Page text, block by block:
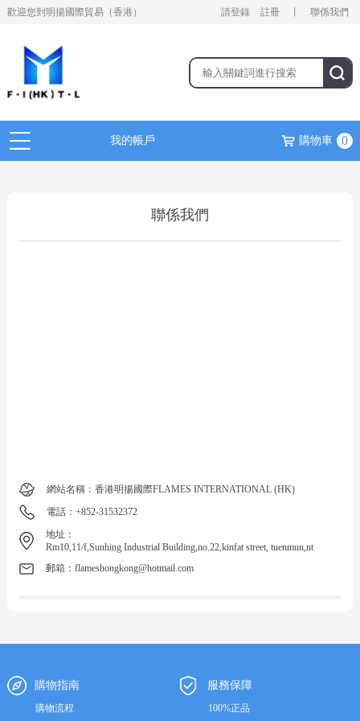
歡迎您到明揚國際貿易（香港） 請登錄 註冊 聯係我們
我的帳戶 購物車 0
聯係我們
網站名稱：香港明揚國際FLAMES INTERNATIONAL (HK)
電話：+852-31532372
地址：
Rm10,11/f,Sunhing Industrial Building,no.22,kinfat street, tuenmun,nt
郵箱：flameshongkong@hotmail.com
購物指南
購物流程
服務保障
100%正品